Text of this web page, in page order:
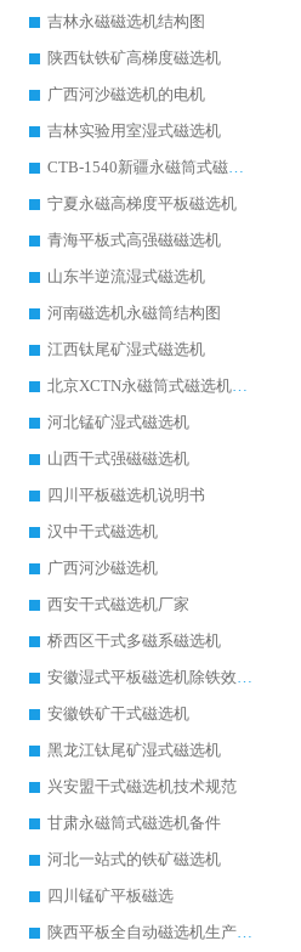
吉林永磁磁选机结构图
陕西钛铁矿高梯度磁选机
广西河沙磁选机的电机
吉林实验用室湿式磁选机
CTB-1540新疆永磁筒式磁选机
宁夏永磁高梯度平板磁选机
青海平板式高强磁磁选机
山东半逆流湿式磁选机
河南磁选机永磁筒结构图
江西钛尾矿湿式磁选机
北京XCTN永磁筒式磁选机磁块位置
河北锰矿湿式磁选机
山西干式强磁磁选机
四川平板磁选机说明书
汉中干式磁选机
广西河沙磁选机
西安干式磁选机厂家
桥西区干式多磁系磁选机
安徽湿式平板磁选机除铁效果怎么样
安徽铁矿干式磁选机
黑龙江钛尾矿湿式磁选机
兴安盟干式磁选机技术规范
甘肃永磁筒式磁选机备件
河北一站式的铁矿磁选机
四川锰矿平板磁选
陕西平板全自动磁选机生产厂家